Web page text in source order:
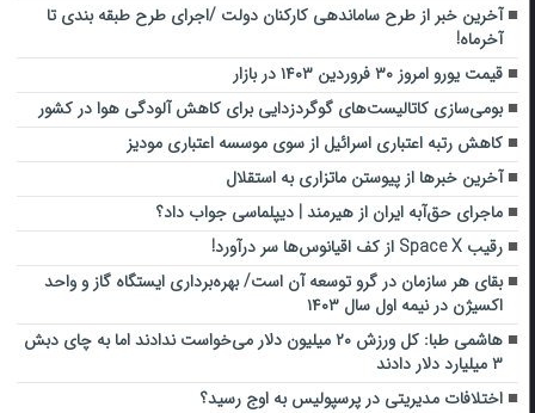
آخرین خبر از طرح ساماندهی کارکنان دولت /اجرای طرح طبقه بندی تا
آخرماه!
قیمت یورو امروز ۳۰ فروردین ۱۴۰۳ در بازار
بومی‌سازی کاتالیست‌های گوگردزدایی برای کاهش آلودگی هوا در کشور
کاهش رتبه اعتباری اسرائیل از سوی موسسه اعتباری مودیز
آخرین خبرها از پیوستن ماتزاری به استقلال
ماجرای حق‌آبه ایران از هیرمند | دیپلماسی جواب داد؟
رقیب Space X از کف اقیانوس‌ها سر درآورد!
بقای هر سازمان در گرو توسعه آن است/ بهره‌برداری ایستگاه گاز و واحد
اکسیژن در نیمه اول سال ۱۴۰۳
هاشمی طبا: کل ورزش ۲۰ میلیون دلار می‌خواست ندادند اما به چای دبش
۳ میلیارد دلار دادند
اختلافات مدیریتی در پرسپولیس به اوج رسید؟